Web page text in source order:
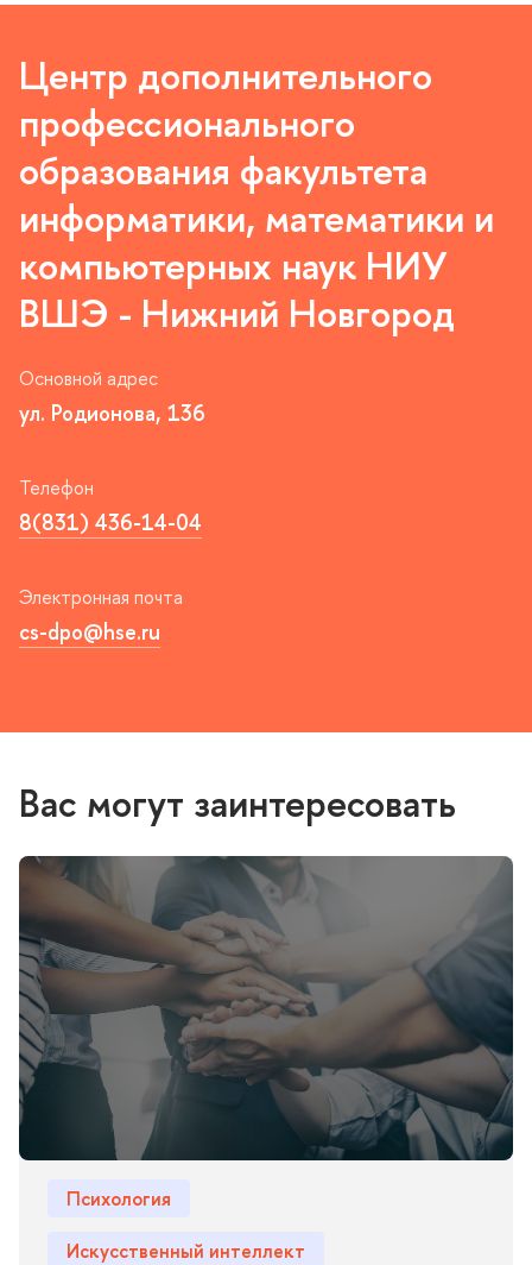
Центр дополнительного
профессионального
образования факультета
информатики, математики и
компьютерных наук НИУ
ШЭ - Нижний Новгород
Основной адрес
ул. Родионова, 136
Телефон
8(831) 436-14-04
Электронная почта
cs-dpo@hse.ru
ас могут заинтересовать
Психология
Искусственный интеллект